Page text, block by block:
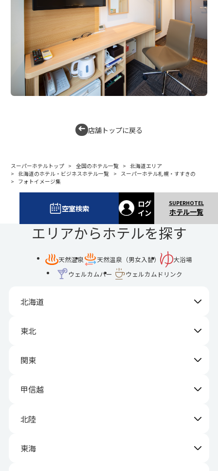
店舗トップに戻る
スーパーホテルトップ 全国のホテル一覧
北海道エリア
北海道のホテル・ビジネスホテル一覧
スーパーホテル札幌・すすきの
フォトイメージ集
空室検索
ログ
イン
ホテル一覧
エリアからホテルを探す
天然温泉 天然温泉（男女入替）
大浴場
ウェルカムバー
ウェルカムドリンク
北海道
東北
関東
甲信越
北陸
東海